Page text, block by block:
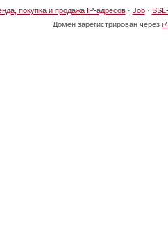
покупка и продажа IP-адресов· Job·
Домен зарегистрирован через